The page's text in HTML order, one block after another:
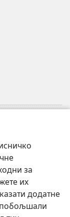
за
их
додатне
побољшали